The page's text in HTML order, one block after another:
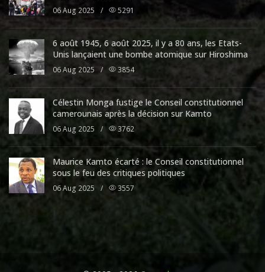
06 Aug 2025 / 5291
6 août 1945, 6 août 2025, il y a 80 ans, les Etats-
Unis lançaient une bombe atomique sur Hiroshima
06 Aug 2025 / 3854
Célestin Monga fustige le Conseil constitutionnel
camerounais après la décision sur Kamto
06 Aug 2025 / 3762
Maurice Kamto écarté : le Conseil constitutionnel
sous le feu des critiques politiques
06 Aug 2025 / 3557